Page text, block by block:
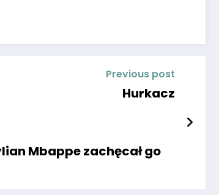
Previous post
Hurkacz
Mbappe zachęcał go